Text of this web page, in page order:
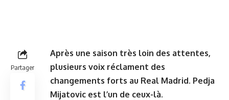
Partager
Après une saison très loin des attentes,
plusieurs voix réclament des
changements forts au Real Madrid. Pedja
Mijatovic est l’un de ceux-là.